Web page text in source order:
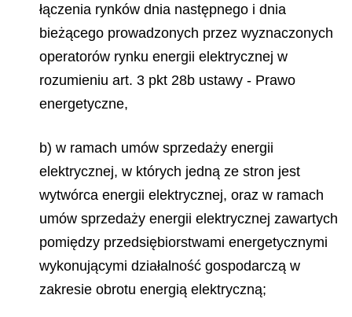
łączenia rynków dnia następnego i dnia
bieżącego prowadzonych przez wyznaczonych
operatorów rynku energii elektrycznej w
rozumieniu art. 3 pkt 28b ustawy - Prawo
energetyczne,
b) w ramach umów sprzedaży energii
elektrycznej, w których jedną ze stron jest
wytwórca energii elektrycznej, oraz w ramach
umów sprzedaży energii elektrycznej zawartych
pomiędzy przedsiębiorstwami energetycznymi
wykonującymi działalność gospodarczą w
zakresie obrotu energią elektryczną;